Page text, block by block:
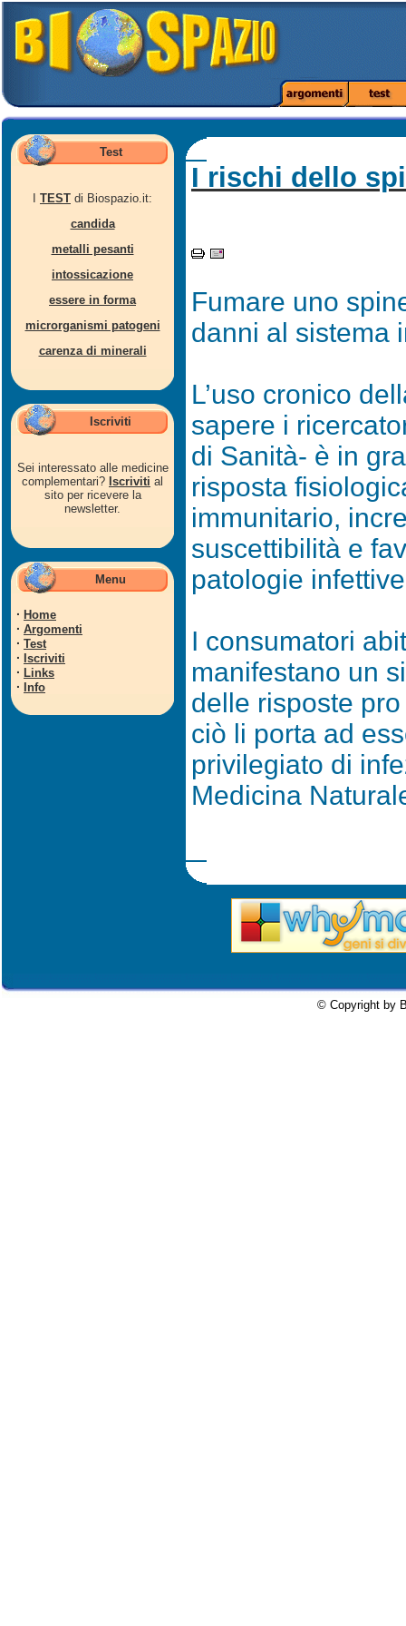
Test
TEST di Biospazio.it:
candida
metalli pesanti
intossicazione
essere in forma
microrganismi patogeni
carenza di minerali
Iscriviti
Sei interessato alle medicine
complementari? Iscriviti al
sito per ricevere la
newsletter.
Menu
· Home
· Argomenti
· Test
· Iscriviti
· Links
· Info
I rischi dello
Fumare uno
danni al sistema
L’uso cronico
sapere i
di Sanità- è in
risposta
immunitario,
suscettibilità e
patologie
I consumatori
manifestano un
delle risposte
ciò li porta ad
privilegiato di
Medicina
© Copyright by